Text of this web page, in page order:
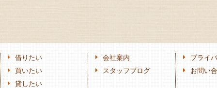
借りたい
買いたい
貸したい
会社案内
スタッフブログ
プライ
お問い